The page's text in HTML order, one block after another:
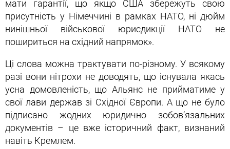
мати гарантії, що якщо США збережуть свою
присутність у Німеччині в рамках НАТО, ні дюйм
нинішньої військової юрисдикції НАТО не
пошириться на східний напрямок».
Ці слова можна трактувати по-різному. У всякому
разі вони нітрохи не доводять, що існувала якась
усна домовленість, що Альянс не прийматиме у
свої лави держав зі Східної Європи. А що не було
підписано жодних юридично зобов’язальних
документів – це вже історичний факт, визнаний
навіть Кремлем.